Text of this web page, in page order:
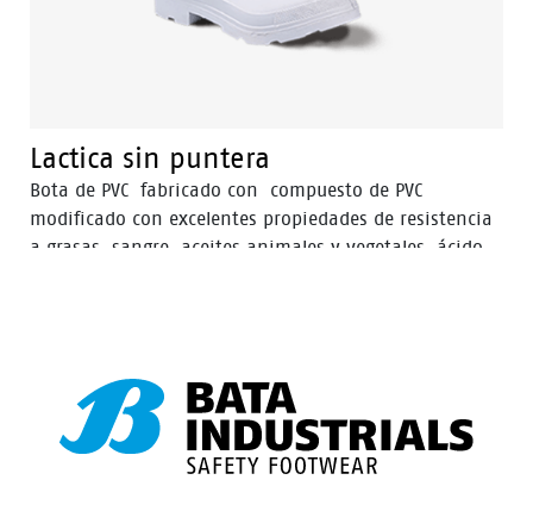
Lactica sin puntera
Bota de PVC fabricado con compuesto de PVC
modificado con excelentes propiedades de resistencia
a grasas, sangre, aceites animales y vegetales, ácido
higiene y salud al usuario.